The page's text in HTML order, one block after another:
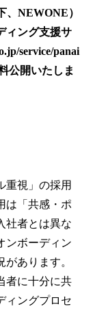
NEWONE）
ィング支援サ
service/panai
公開いたしま
重視」の採用
は「共感・ポ
社者とは異な
ンボーディン
あります。
者に十分に共
ィングプロセ